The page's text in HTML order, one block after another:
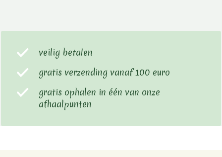
veilig betalen
gratis verzending vanaf 100 euro
gratis ophalen in één van onze
afhaalpunten